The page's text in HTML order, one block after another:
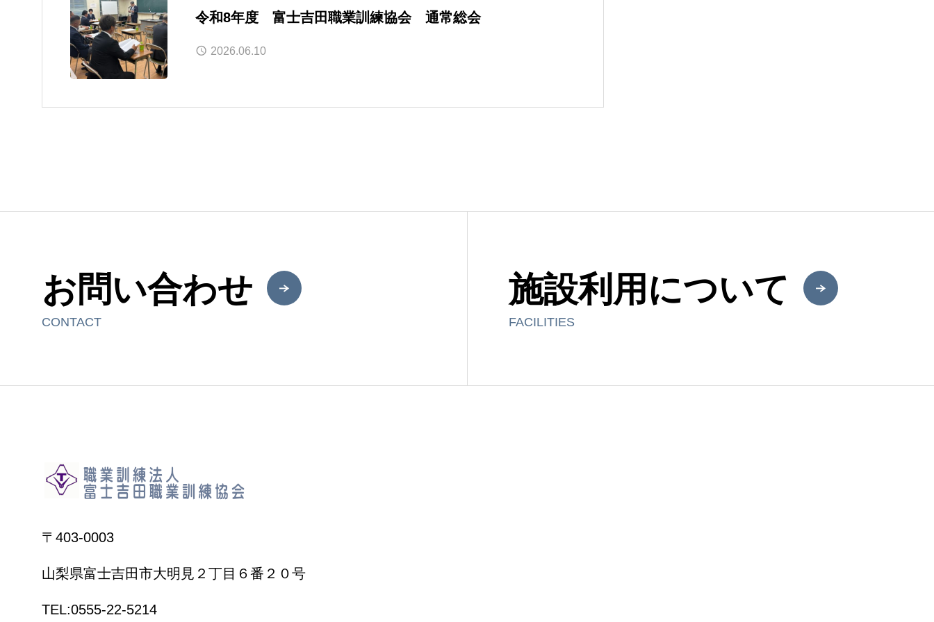
令和8年度 富士吉田職業訓練協会 通常総会
2026.06.10
お問い合わせ
CONTACT
施設利用について
FACILITIES
〒403-0003
山梨県富士吉田市大明見２丁目６番２０号
TEL:0555-22-5214